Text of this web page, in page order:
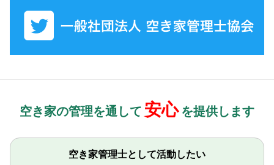
空き家の管理を通して 安心 を提供します
空き家管理士として活動したい